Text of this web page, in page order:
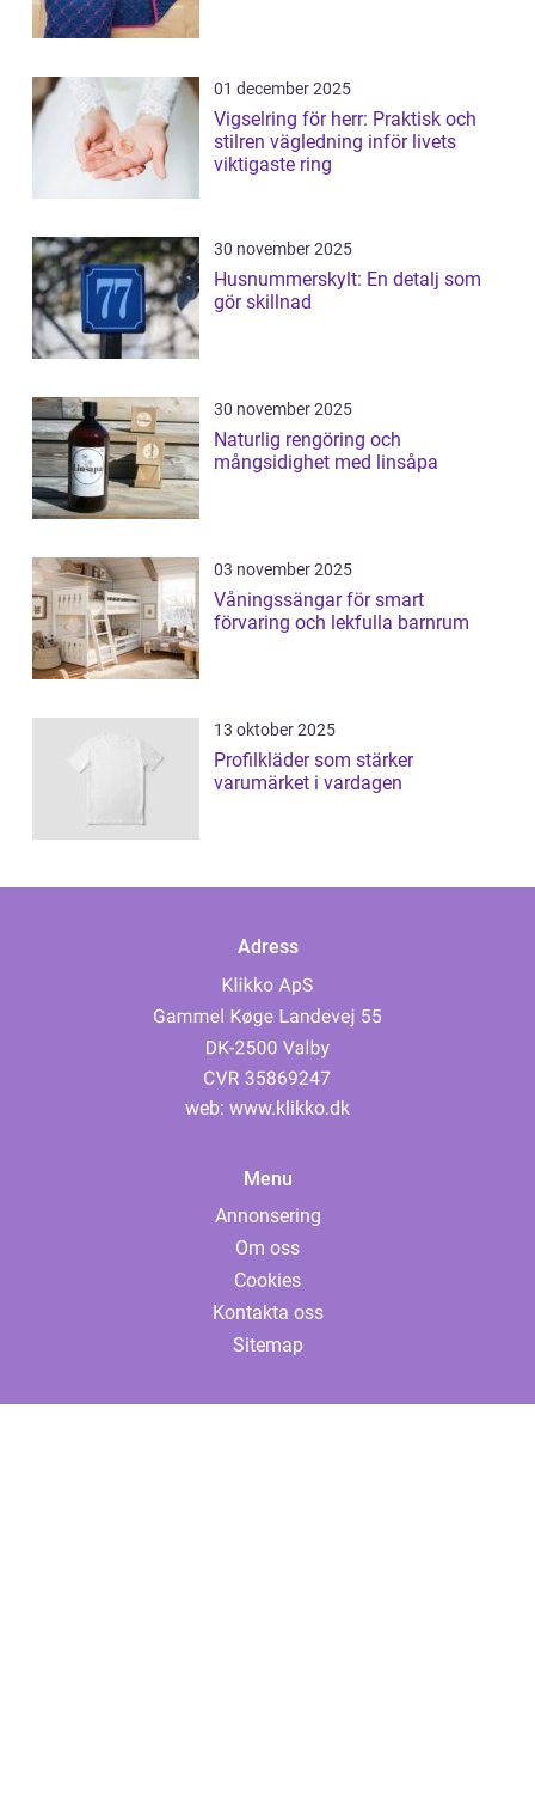
01 december 2025
Vigselring för herr: Praktisk och
stilren vägledning inför livets
viktigaste ring
30 november 2025
Husnummerskylt: En detalj som
gör skillnad
30 november 2025
Naturlig rengöring och
mångsidighet med linsåpa
03 november 2025
Våningssängar för smart
förvaring och lekfulla barnrum
13 oktober 2025
Profilkläder som stärker
varumärket i vardagen
Adress
web: www.klikko.dk
Menu
Annonsering
Om oss
Cookies
Kontakta oss
Sitemap